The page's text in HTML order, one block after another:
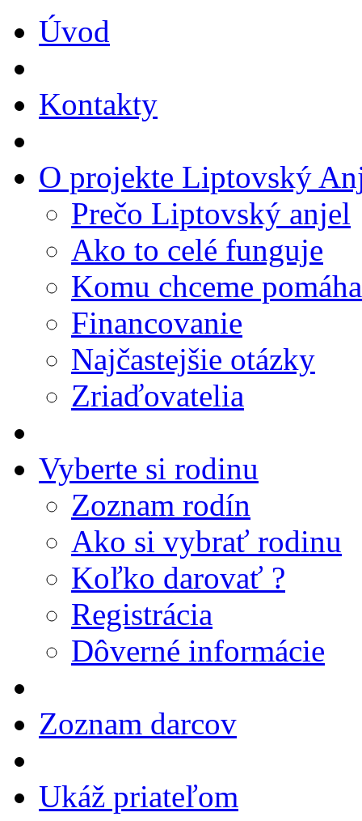
Úvod
Kontakty
O projekte Liptovský
Prečo Liptovský anjel
Ako to celé funguje
Komu chceme
Financovanie
Najčastejšie otázky
Zriaďovatelia
Vyberte si rodinu
Zoznam rodín
Ako si vybrať rodinu
Koľko darovať ?
Registrácia
Dôverné informácie
Zoznam darcov
Ukáž priateľom